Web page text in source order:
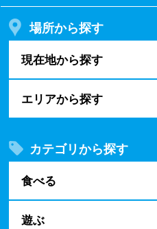
場所から探す
現在地から探す
エリアから探す
カテゴリから探す
食べる
遊ぶ